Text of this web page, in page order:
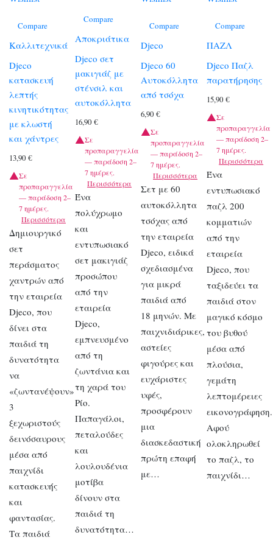
Compare
Καλλιτεχνικά
Djeco
κατασκευή
λεπτής
κινητικότητας
με κλωστή
και χάντρες
13,90 €
Σε
προπαραγγελία
— παράδοση 2–
7 ημέρες.
Περισσότερα
Δημιουργικό
σετ
περάσματος
χαντρών από
την εταιρεία
Djeco, που
δίνει στα
παιδιά τη
δυνατότητα
να
«ζωντανέψουν»
3
ξεχωριστούς
δεινόσαυρους
μέσα από
παιχνίδι
κατασκευής
και
φαντασίας.
Τα παιδιά
Compare
Αποκριάτικα
Djeco σετ
μακιγιάζ με
στένσιλ και
αυτοκόλλητα
16,90€
Σε
προπαραγγελία
— παράδοση 2–
7 ημέρες.
Περισσότερα
Ένα
πολύχρωμο
και
εντυπωσιακό
σετ μακιγιάζ
προσώπου
από την
εταιρεία
Djeco,
εμπνευσμένο
από τη
ζωντάνια και
τη χαρά του
Ρίο.
Παπαγάλοι,
πεταλούδες
και
λουλουδένια
μοτίβα
δίνουν στα
παιδιά τη
δυνατότητα…
Compare
Djeco
Djeco 60
Αυτοκόλλητα
από τσόχα
6,90€
Σε
προπαραγγελία
— παράδοση 2–
7 ημέρες.
Περισσότερα
Σετ με 60
αυτοκόλλητα
τσόχας από
την εταιρεία
Djeco, ειδικά
σχεδιασμένα
για μικρά
παιδιά από
18 μηνών. Με
παιχνιδιάρικες,
αστείες
φιγούρες και
ευχάριστες
υφές,
προσφέρουν
μια
διασκεδαστική
πρώτη επαφή
με…
Compare
ΠΑΖΛ
Djeco Παζλ
παρατήρησης
15,90€
Σε
προπαραγγελία
— παράδοση 2–
7 ημέρες.
Περισσότερα
Ένα
εντυπωσιακό
παζλ 200
κομματιών
από την
εταιρεία
Djeco, που
ταξιδεύει τα
παιδιά στον
μαγικό κόσμο
του βυθού
μέσα από
πλούσια,
γεμάτη
λεπτομέρειες
εικονογράφηση.
Αφού
ολοκληρωθεί
το παζλ, το
παιχνίδι…